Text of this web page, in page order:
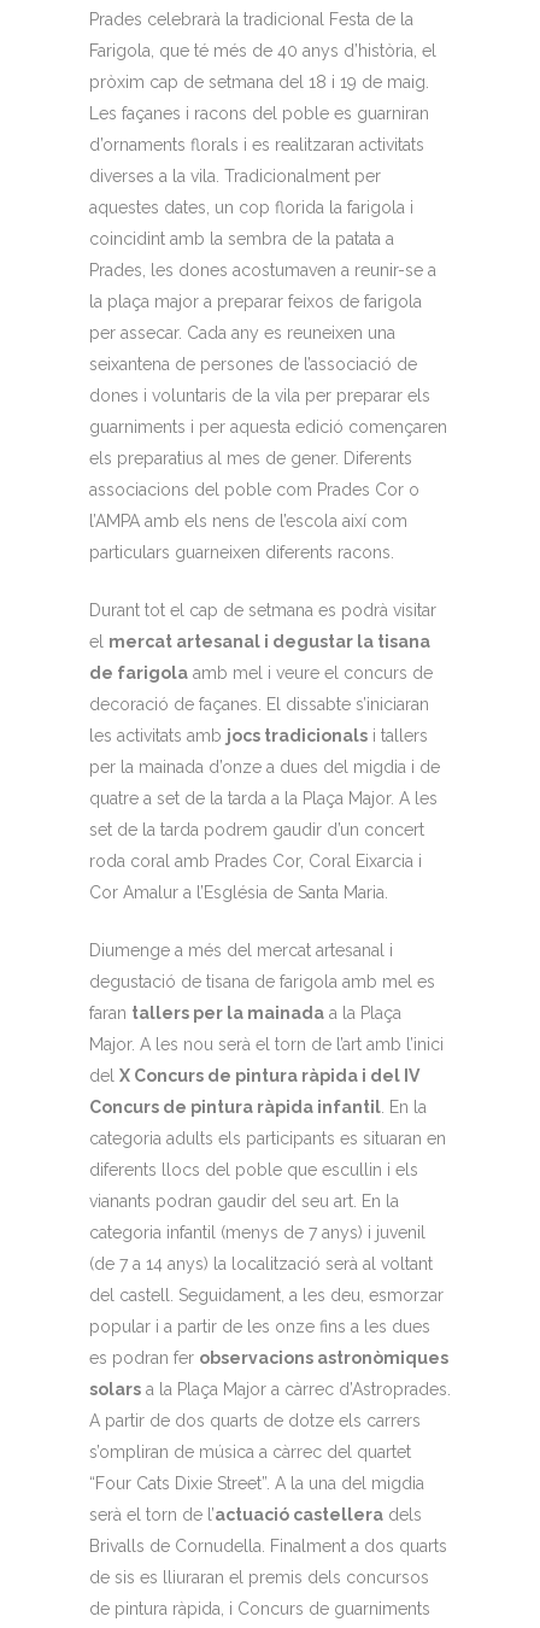
Prades celebrarà la tradicional Festa de la
Farigola, que té més de 40 anys d’història, el
pròxim cap de setmana del 18 i 19 de maig.
Les façanes i racons del poble es guarniran
d’ornaments florals i es realitzaran activitats
diverses a la vila. Tradicionalment per
aquestes dates, un cop florida la farigola i
coincidint amb la sembra de la patata a
Prades, les dones acostumaven a reunir-se a
la plaça major a preparar feixos de farigola
per assecar. Cada any es reuneixen una
seixantena de persones de l’associació de
dones i voluntaris de la vila per preparar els
guarniments i per aquesta edició començaren
els preparatius al mes de gener. Diferents
associacions del poble com Prades Cor o
l’AMPA amb els nens de l’escola així com
particulars guarneixen diferents racons.
Durant tot el cap de setmana es podrà visitar
el mercat artesanal i degustar la tisana
de farigola amb mel i veure el concurs de
decoració de façanes. El dissabte s’iniciaran
les activitats amb jocs tradicionals i tallers
per la mainada d’onze a dues del migdia i de
quatre a set de la tarda a la Plaça Major. A les
set de la tarda podrem gaudir d’un concert
roda coral amb Prades Cor, Coral Eixarcia i
Cor Amalur a l’Església de Santa Maria.
Diumenge a més del mercat artesanal i
degustació de tisana de farigola amb mel es
faran tallers per la mainada a la Plaça
Major. A les nou serà el torn de l’art amb l’inici
del X Concurs de pintura ràpida i del IV
Concurs de pintura ràpida infantil . En la
categoria adults els participants es situaran en
diferents llocs del poble que escullin i els
vianants podran gaudir del seu art. En la
categoria infantil (menys de 7 anys) i juvenil
(de 7 a 14 anys) la localització serà al voltant
del castell. Seguidament, a les deu, esmorzar
popular i a partir de les onze fins a les dues
es podran fer observacions astronòmiques
solars a la Plaça Major a càrrec d’Astroprades.
A partir de dos quarts de dotze els carrers
s’ompliran de música a càrrec del quartet
“Four Cats Dixie Street”. A la una del migdia
serà el torn de l’actuació castellera dels
Brivalls de Cornudella. Finalment a dos quarts
de sis es lliuraran el premis dels concursos
de pintura ràpida, i Concurs de guarniments